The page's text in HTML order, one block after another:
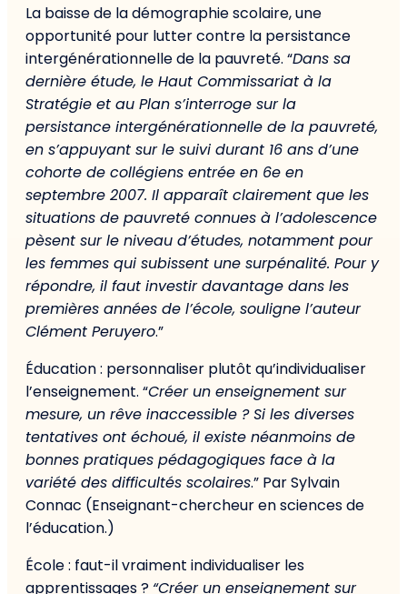
La baisse de la démographie scolaire, une
opportunité pour lutter contre la persistance
intergénérationnelle de la pauvreté. “Dans sa
dernière étude, le Haut Commissariat à la
Stratégie et au Plan s’interroge sur la
persistance intergénérationnelle de la pauvreté,
en s’appuyant sur le suivi durant 16 ans d’une
cohorte de collégiens entrée en 6e en
septembre 2007. Il apparaît clairement que les
situations de pauvreté connues à l’adolescence
pèsent sur le niveau d’études, notamment pour
les femmes qui subissent une surpénalité. Pour y
répondre, il faut investir davantage dans les
premières années de l’école, souligne l’auteur
Clément Peruyero.”
Éducation : personnaliser plutôt qu’individualiser
l’enseignement. “Créer un enseignement sur
mesure, un rêve inaccessible ? Si les diverses
tentatives ont échoué, il existe néanmoins de
bonnes pratiques pédagogiques face à la
variété des difficultés scolaires.” Par Sylvain
Connac (Enseignant-chercheur en sciences de
l’éducation.)
École : faut-il vraiment individualiser les
apprentissages ? “Créer un enseignement sur